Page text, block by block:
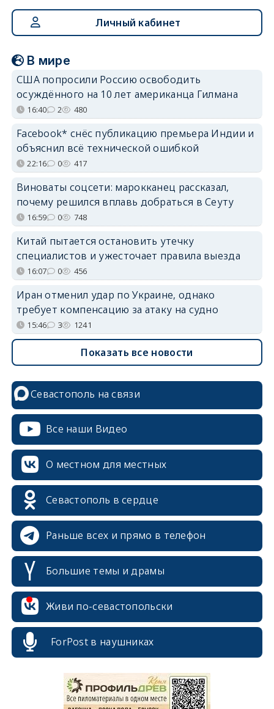
Личный кабинет
В мире
США попросили Россию освободить
осуждённого на 10 лет американца Гилмана
16:40 2 480
Facebook* снёс публикацию премьера Индии и
объяснил всё технической ошибкой
22:16 0 417
Виноваты соцсети: марокканец рассказал,
почему решился вплавь добраться в Сеуту
16:59 0 748
Китай пытается остановить утечку
специалистов и ужесточает правила выезда
16:07 0 456
Иран отменил удар по Украине, однако
требует компенсацию за атаку на судно
15:46 3 1241
Показать все новости
Севастополь на связи
Все наши Видео
О местном для местных
Севастополь в сердце
Раньше всех и прямо в телефон
Большие темы и драмы
Живи по-севастопольски
ForPost в наушниках
erid: 2SDnjcrDNw6